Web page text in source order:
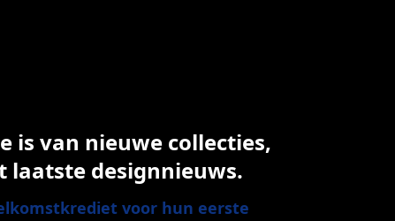
is van nieuwe collecties,
laatste designnieuws.
voor hun eerste